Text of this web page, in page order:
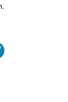
el Gobierno
en Congreso